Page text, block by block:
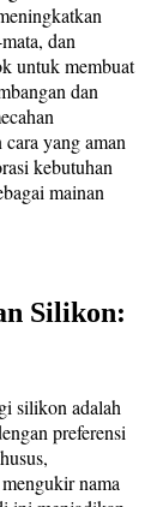
dan
untuk membuat
dan
yang aman
kebutuhan
mainan
Silikon:
silikon adalah
preferensi
nama